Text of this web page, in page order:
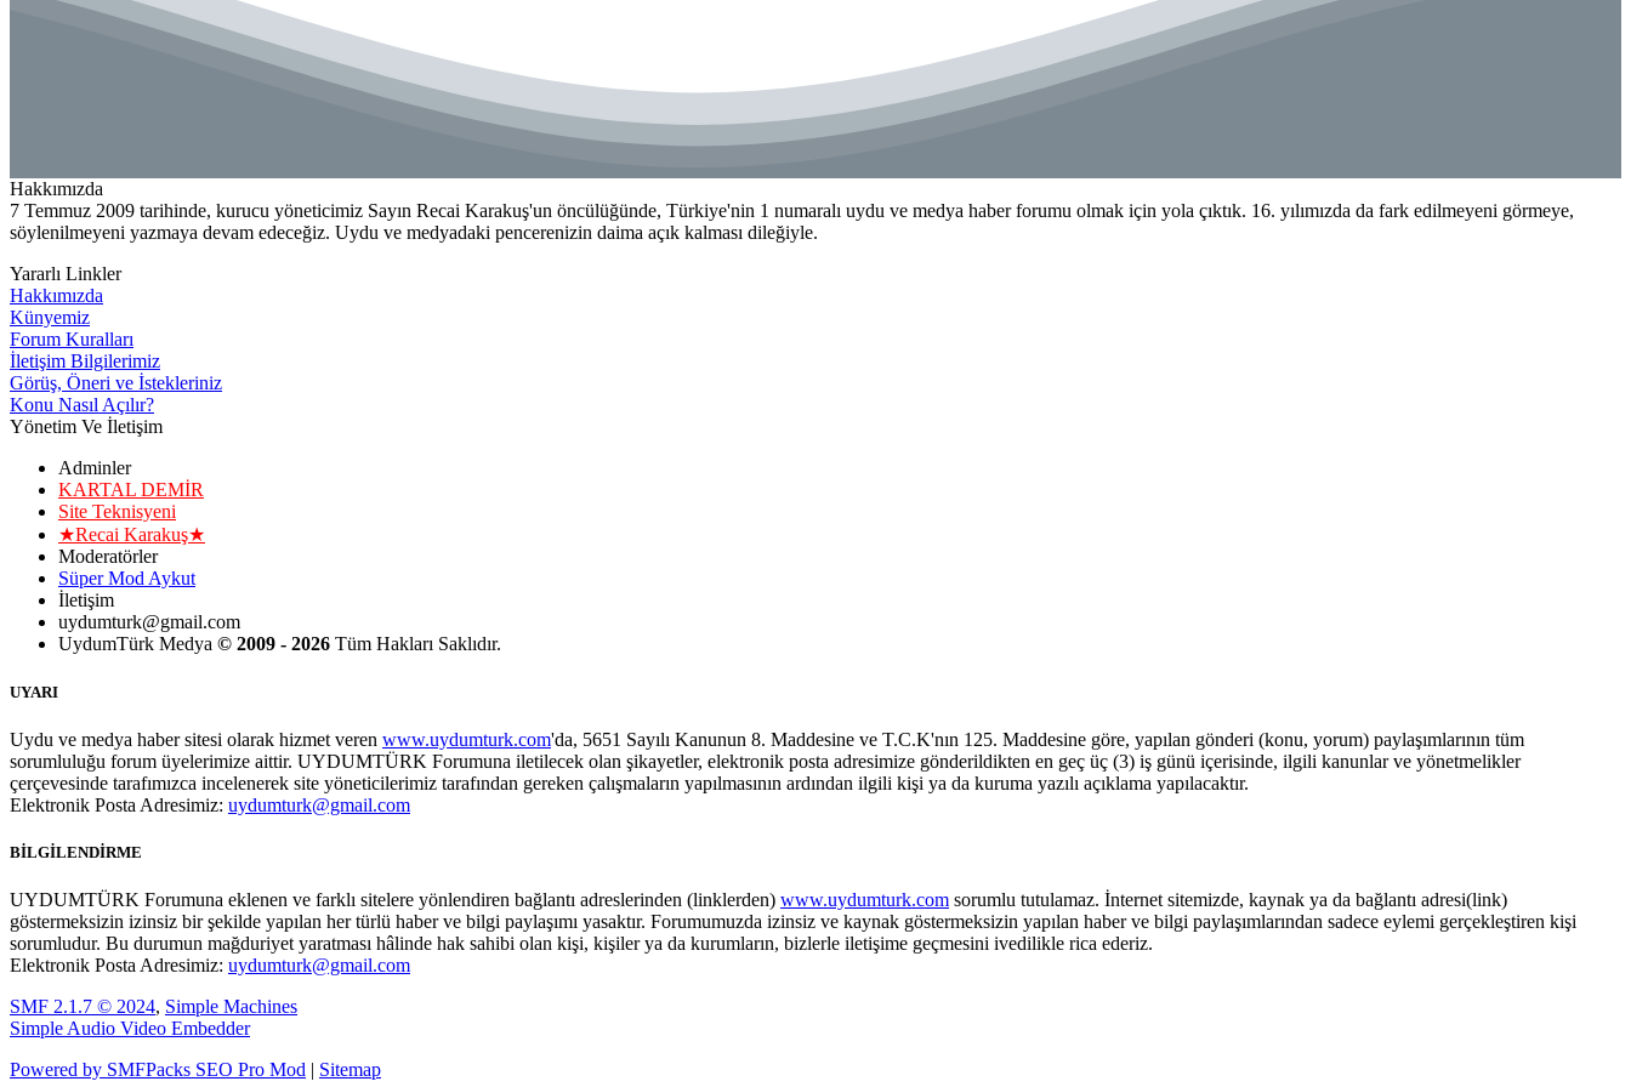
Hakkımızda
7 Temmuz 2009 tarihinde, kurucu yöneticimiz Sayın Recai Karakuş'un öncülüğünde, Türkiye'nin 1 numaralı uydu ve medya haber forumu olmak için yola çıktık. 16. yılımızda da fark edilmeyeni görmeye,
söylenilmeyeni yazmaya devam edeceğiz. Uydu ve medyadaki pencerenizin daima açık kalması dileğiyle.
Yararlı Linkler
Hakkımızda
Künyemiz
Forum Kuralları
İletişim Bilgilerimiz
Görüş, Öneri ve İstekleriniz
Konu Nasıl Açılır?
Yönetim Ve İletişim
Adminler
KARTAL DEMİR
Site Teknisyeni
★Recai Karakuş★
Moderatörler
Süper Mod Aykut
İletişim
uydumturk@gmail.com
UydumTürk Medya © 2009 - 2026 Tüm Hakları Saklıdır.
UYARI
Uydu ve medya haber sitesi olarak hizmet veren www.uydumturk.com'da, 5651 Sayılı Kanunun 8. Maddesine ve T.C.K'nın 125. Maddesine göre, yapılan gönderi (konu, yorum) paylaşımlarının tüm
sorumluluğu forum üyelerimize aittir. UYDUMTÜRK Forumuna iletilecek olan şikayetler, elektronik posta adresimize gönderildikten en geç üç (3) iş günü içerisinde, ilgili kanunlar ve yönetmelikler
çerçevesinde tarafımızca incelenerek site yöneticilerimiz tarafından gereken çalışmaların yapılmasının ardından ilgili kişi ya da kuruma yazılı açıklama yapılacaktır.
Elektronik Posta Adresimiz: uydumturk@gmail.com
BİLGİLENDİRME
UYDUMTÜRK Forumuna eklenen ve farklı sitelere yönlendiren bağlantı adreslerinden (linklerden) www.uydumturk.com sorumlu tutulamaz. İnternet sitemizde, kaynak ya da bağlantı adresi(link)
göstermeksizin izinsiz bir şekilde yapılan her türlü haber ve bilgi paylaşımı yasaktır. Forumumuzda izinsiz ve kaynak göstermeksizin yapılan haber ve bilgi paylaşımlarından sadece eylemi gerçekleştiren kişi
sorumludur. Bu durumun mağduriyet yaratması hâlinde hak sahibi olan kişi, kişiler ya da kurumların, bizlerle iletişime geçmesini ivedilikle rica ederiz.
Elektronik Posta Adresimiz: uydumturk@gmail.com
SMF 2.1.7 © 2024, Simple Machines
Simple Audio Video Embedder
Powered by SMFPacks SEO Pro Mod | Sitemap